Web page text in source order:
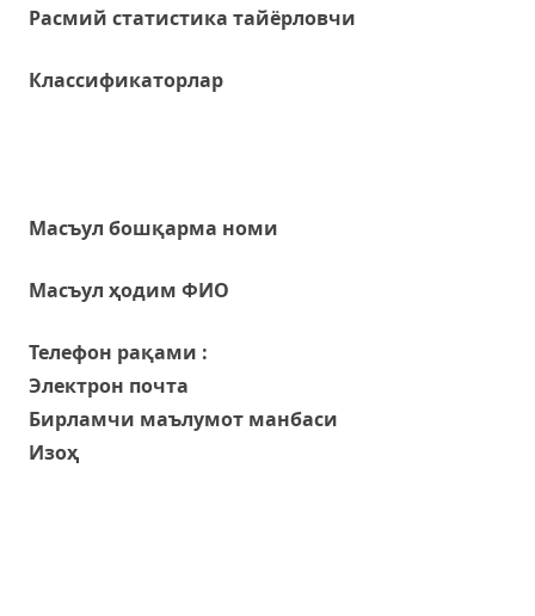
Расмий статистика тайёрловчи
Классификаторлар
Масъул бошқарма номи
Масъул ҳодим ФИО
Телефон рақами :
Электрон почта
Бирламчи маълумот манбаси
Изоҳ